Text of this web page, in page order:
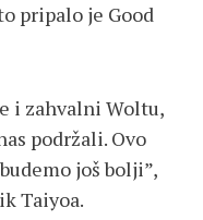
pripalo je Good
i zahvalni Woltu,
podržali. Ovo
još bolji”,
Taiyoa.